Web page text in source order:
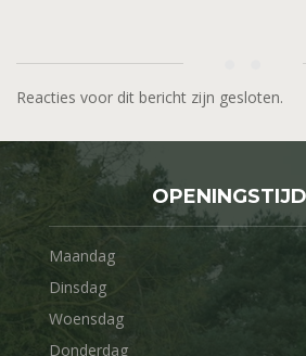
Reacties voor dit bericht zijn gesloten.
Maandag
Dinsdag
Woensdag
Donderdag